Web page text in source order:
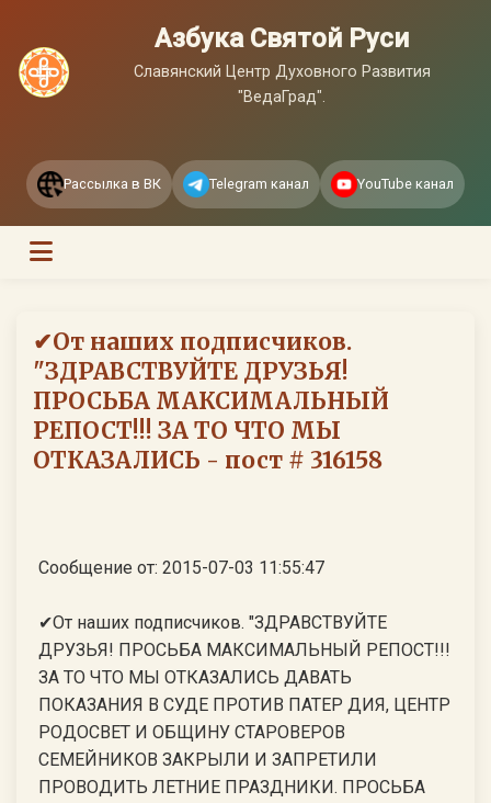
Азбука Святой Руси
Славянский Центр Духовного Развития
"ВедаГрад".
Рассылка в ВК Telegram канал YouTube канал
✔От наших подписчиков.
"ЗДРАВСТВУЙТЕ ДРУЗЬЯ!
ПРОСЬБА МАКСИМАЛЬНЫЙ
РЕПОСТ!!! ЗА ТО ЧТО МЫ
ОТКАЗАЛИСЬ - пост # 316158
Сообщение от: 2015-07-03 11:55:47
✔От наших подписчиков. "ЗДРАВСТВУЙТЕ
ДРУЗЬЯ! ПРОСЬБА МАКСИМАЛЬНЫЙ РЕПОСТ!!!
ЗА ТО ЧТО МЫ ОТКАЗАЛИСЬ ДАВАТЬ
ПОКАЗАНИЯ В СУДЕ ПРОТИВ ПАТЕР ДИЯ, ЦЕНТР
РОДОСВЕТ И ОБЩИНУ СТАРОВЕРОВ
СЕМЕЙНИКОВ ЗАКРЫЛИ И ЗАПРЕТИЛИ
ПРОВОДИТЬ ЛЕТНИЕ ПРАЗДНИКИ. ПРОСЬБА